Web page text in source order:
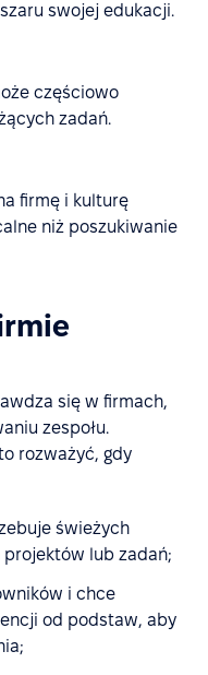
swojej edukacji.
częściowo
zadań.
firmę i kulturę
niż poszukiwanie
się w firmach,
zespołu.
rozważyć, gdy
świeżych
lub zadań;
i chce
od podstaw, aby